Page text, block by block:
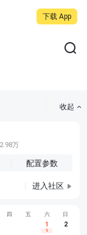
下载 App
收起
万
配置参数
进入社区
四 五 六 日
1
1
2